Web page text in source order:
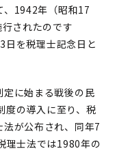
、1942年（昭和17
されたのです
日を税理士記念日と
に始まる戦後の民
度の導入に至り、税
が公布され、同年7
理士法では1980年の